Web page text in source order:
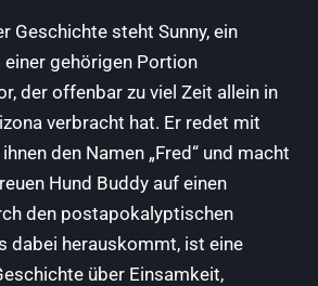
Geschichte steht Sunny, ein
gehörigen Portion
der offenbar zu viel Zeit allein in
verbracht hat. Er redet mit
den Namen „Fred“ und macht
Hund Buddy auf einen
den postapokalyptischen
dabei herauskommt, ist eine
über Einsamkeit,